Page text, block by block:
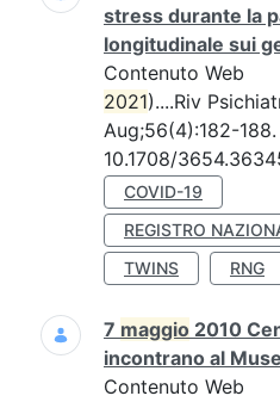
stress durante la
longitudinale sui
Contenuto Web
2021)....Riv
Aug;56(4):182-
10.1708/
COVID-19
REGISTRO
TWINS
RNG
7 maggio 2010
incontrano al
Contenuto Web